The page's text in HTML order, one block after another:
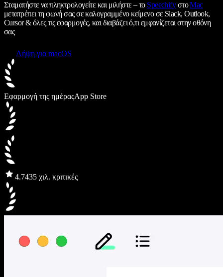
Σταματήστε να πληκτρολογείτε και μιλήστε – το SpeechifyστοMac
μετατρέπει τη φωνή σας σε καλογραμμένο κείμενο σε Slack, Outlook,
Cursor & όλες τις εφαρμογές, και διαβάζει ό,τι εμφανίζεται στην οθόνη
σας
Λήψη για macOS
Εφαρμογή της ημέραςApp Store
4.7435 χιλ. κριτικές